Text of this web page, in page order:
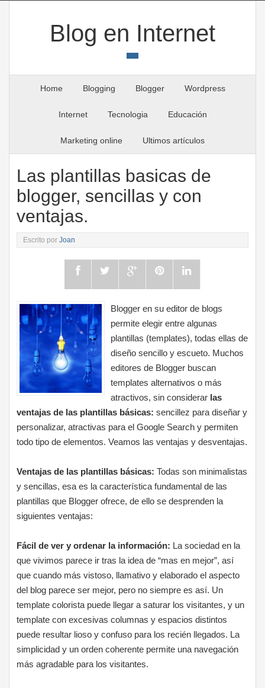
Blog en Internet
Home Blogging Blogger Wordpress
Internet Tecnologia Educación
Marketing online Ultimos artículos
Las plantillas basicas de
blogger, sencillas y con
ventajas.
Escrito porJoan
Blogger en su editor de blogs
permite elegir entre algunas
plantillas (templates), todas ellas de
diseño sencillo y escueto. Muchos
editores de Blogger buscan
templates alternativos o más
atractivos, sin considerar las
ventajas de las plantillas básicas: sencillez para diseñar y
personalizar, atractivas para el Google Search y permiten
todo tipo de elementos. Veamos las ventajas y desventajas.
Ventajas de las plantillas básicas: Todas son minimalistas
y sencillas, esa es la característica fundamental de las
plantillas que Blogger ofrece, de ello se desprenden la
siguientes ventajas:
Fácil de ver y ordenar la información: La sociedad en la
que vivimos parece ir tras la idea de “mas en mejor”, así
que cuando más vistoso, llamativo y elaborado el aspecto
del blog parece ser mejor, pero no siempre es así. Un
template colorista puede llegar a saturar los visitantes, y un
template con excesivas columnas y espacios distintos
puede resultar lioso y confuso para los recién llegados. La
simplicidad y un orden coherente permite una navegación
más agradable para los visitantes.